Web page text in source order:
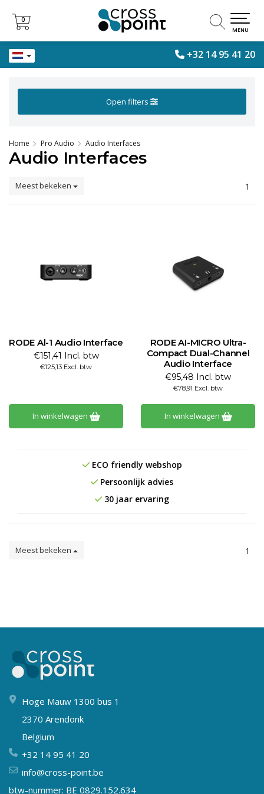
+32 14 95 41 20
0
0
MENU
Open filters
Home Pro Audio Audio Interfaces
Audio Interfaces
Meest bekeken 1
RODE Al-1 Audio Interface
€151,41 Incl. btw
€125,13 Excl. btw
In winkelwagen
RODE AI-MICRO Ultra-
Compact Dual-Channel
Audio Interface
€95,48 Incl. btw
€78,91 Excl. btw
In winkelwagen
ECO friendly webshop
Persoonlijk advies
30 jaar ervaring
Meest bekeken 1
Hoge Mauw 1300 bus 1
2370 Arendonk
Belgium
+32 14 95 41 20
info@cross-point.be
btw-nummer: BE 0829.152.634